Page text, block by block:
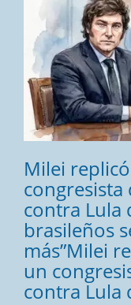
Milei
congresista
contra Lula
brasileños
más”Milei
un
contra Lula